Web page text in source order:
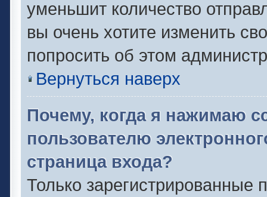
уменьшит количество
вы очень хотите изменить
попросить об этом
Вернуться наверх
Почему, когда я нажимаю
пользователю
страница входа?
Только зарегистрированные